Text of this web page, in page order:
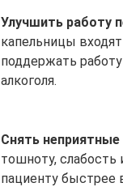
Улучшить работу
капельницы
поддержать
алкоголя.
Снять
тошноту,
пациенту быстрее